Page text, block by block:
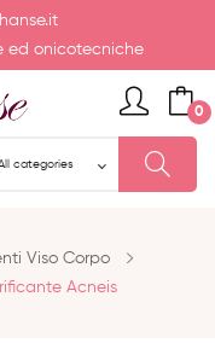
ed onicotecniche
0
Viso Corpo
Acneis